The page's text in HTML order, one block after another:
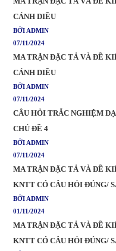
CÁNH DIỀU
BỞI ADMIN
07/11/2024
MA TRẬN ĐẶC TẢ VÀ ĐỀ
CÁNH DIỀU
BỞI ADMIN
07/11/2024
CÂU HỎI TRẮC NGHIỆM
CHỦ ĐỀ 4
BỞI ADMIN
07/11/2024
MA TRẬN ĐẶC TẢ VÀ ĐỀ
KNTT CÓ CÂU HỎI ĐÚNG/
BỞI ADMIN
01/11/2024
MA TRẬN ĐẶC TẢ VÀ ĐỀ
KNTT CÓ CÂU HỎI ĐÚNG/